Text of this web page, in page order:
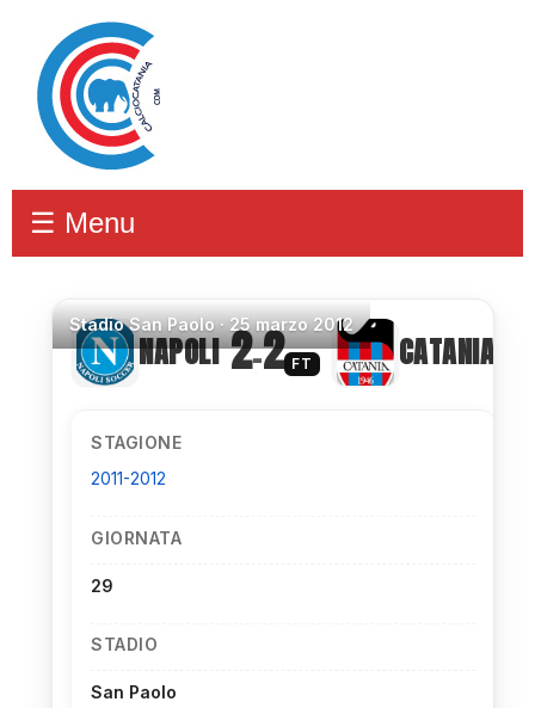
☰ Menu
StadioSan Paolo ·25 marzo 2012
NAPOLI 2–2 FT CATANIA
STAGIONE
2011-2012
GIORNATA
29
STADIO
San Paolo